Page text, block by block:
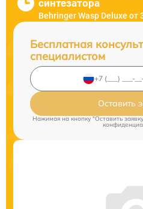
синтезатора
Behringer Wasp Deluxe от
Бесплатная
специалистом
Оставить
Нажимая на кнопку "Оставить